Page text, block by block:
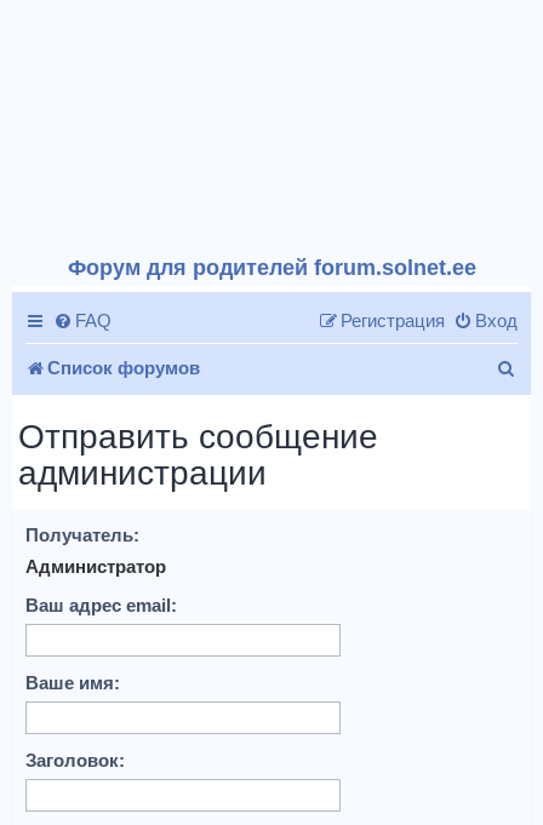
Форум для родителей forum.solnet.ee
FAQ Вход
Регистрация
Список форумов
Отправить сообщение
администрации
Получатель:
Администратор
Ваш адрес email:
Ваше имя:
Заголовок: